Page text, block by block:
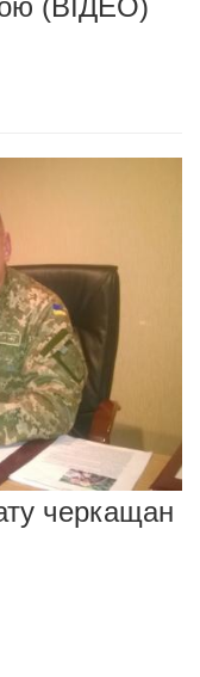
(ВІДЕО)
черкащан